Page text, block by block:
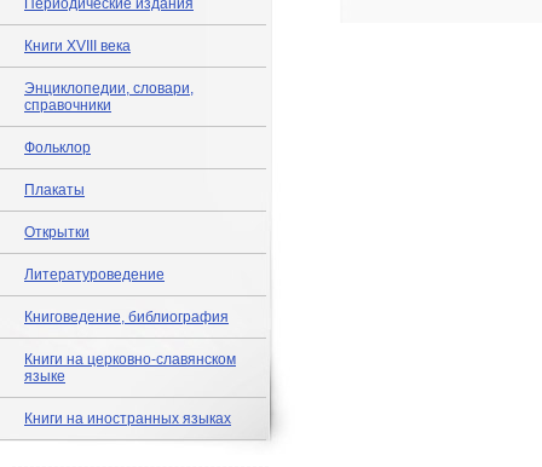
Периодические издания
Книги XVIII века
Энциклопедии, словари,
справочники
Фольклор
Плакаты
Открытки
Литературоведение
Книговедение, библиография
Книги на церковно-славянском
языке
Книги на иностранных языках